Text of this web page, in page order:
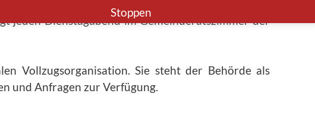
Stoppen
jeden Dienstagabend im Gemeinderatszimmer der
Vollzugsorganisation. Sie steht der Behörde als
und Anfragen zur Verfügung.